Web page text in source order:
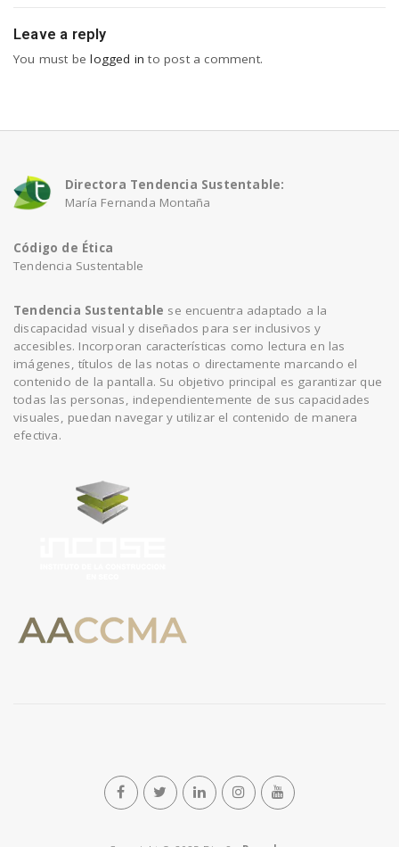
Leave a reply
You must belogged in to post a comment.
Directora Tendencia Sustentable:
María Fernanda Montaña
Código de Ética
Tendencia Sustentable
Tendencia Sustentable se encuentra adaptado a la
discapacidad visual y diseñados para ser inclusivos y
accesibles. Incorporan características como lectura en las
imágenes, títulos de las notas o directamente marcando el
contenido de la pantalla. Su objetivo principal es garantizar que
todas las personas, independientemente de sus capacidades
visuales, puedan navegar y utilizar el contenido de manera
efectiva.